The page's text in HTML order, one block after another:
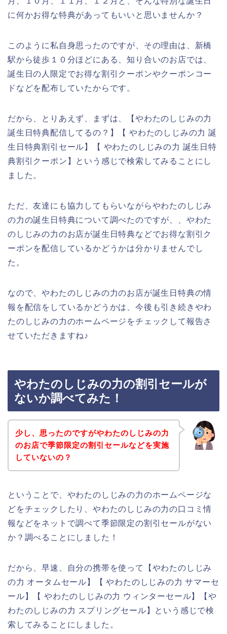
に何かお得な特典があってもいいと思いませんか？
このように私自身思ったのですが、その理由は、新橋
駅から徒歩１０分ほどにある、知り合いのお店では、
誕生日の人限定でお得な割引クーポンやクーポンコー
ドなどを配布していたからです。
だから、とりあえず、まずは、【やわたのしじみの力
誕生日特典配信してるの？】【 やわたのしじみの力 誕
生日特典割引セール】【 やわたのしじみの力 誕生日特
典割引クーポン】という感じで検索してみることにし
ました。
ただ、友達にも協力してもらいながらやわたのしじみ
の力の誕生日特典について調べたのですが、、やわた
のしじみの力のお店が誕生日特典などでお得な割引ク
ーポンを配信しているかどうかは分かりませんでし
た。
なので、やわたのしじみの力のお店が誕生日特典の情
報を配信をしているかどうかは、今後も引き続きやわ
たのしじみの力のホームページをチェックして報告さ
せていただきますね♪
やわたのしじみの力の割引セールが
ないか調べてみた！
少し、思ったのですがやわたのしじみの力
のお店で季節限定の割引セールなどを実施
していないの？
ということで、やわたのしじみの力のホームページな
どをチェックしたり、やわたのしじみの力の口コミ情
報などをネットで調べて季節限定の割引セールがない
か？調べることにしました！
だから、早速、自分の携帯を使って【やわたのしじみ
の力 オータムセール】【 やわたのしじみの力 サマーセ
ール】【 やわたのしじみの力 ウィンターセール】【や
わたのしじみの力 スプリングセール】という感じで検
索してみることにしました。